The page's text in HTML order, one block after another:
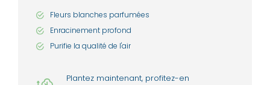
Fleurs blanches parfumées
Enracinement profond
Purifie la qualité de l'air
Plantez maintenant, profitez-en